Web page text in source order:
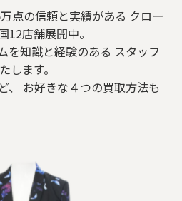
点の信頼と実績がある クロー
12店舗展開中。
を知識と経験のある スタッフ
します。
、 お好きな４つの買取方法も